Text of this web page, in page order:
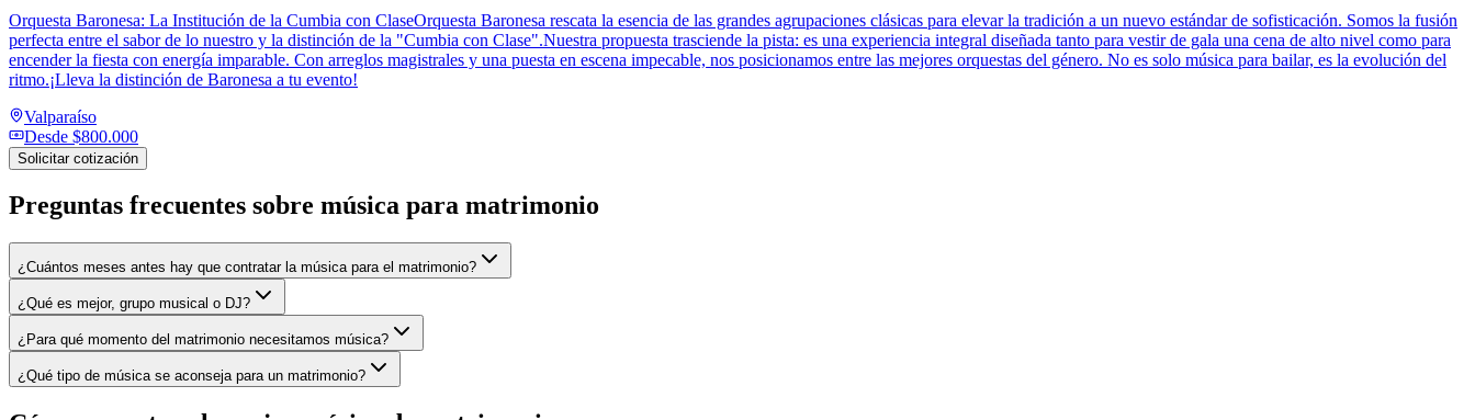
Orquesta Baronesa: La Institución de la Cumbia con ClaseOrquesta Baronesa rescata la esencia de las grandes agrupaciones clásicas para elevar la tradición a un nuevo estándar de sofisticación. Somos la fusión
perfecta entre el sabor de lo nuestro y la distinción de la "Cumbia con Clase".Nuestra propuesta trasciende la pista: es una experiencia integral diseñada tanto para vestir de gala una cena de alto nivel como para
encender la fiesta con energía imparable. Con arreglos magistrales y una puesta en escena impecable, nos posicionamos entre las mejores orquestas del género. No es solo música para bailar, es la evolución del
ritmo.¡Lleva la distinción de Baronesa a tu evento!
Valparaíso
Desde $800.000
Solicitar cotización
Preguntas frecuentes sobre música para matrimonio
¿Cuántos meses antes hay que contratar la música para el matrimonio?
¿Qué es mejor, grupo musical o DJ?
¿Para qué momento del matrimonio necesitamos música?
¿Qué tipo de música se aconseja para un matrimonio?